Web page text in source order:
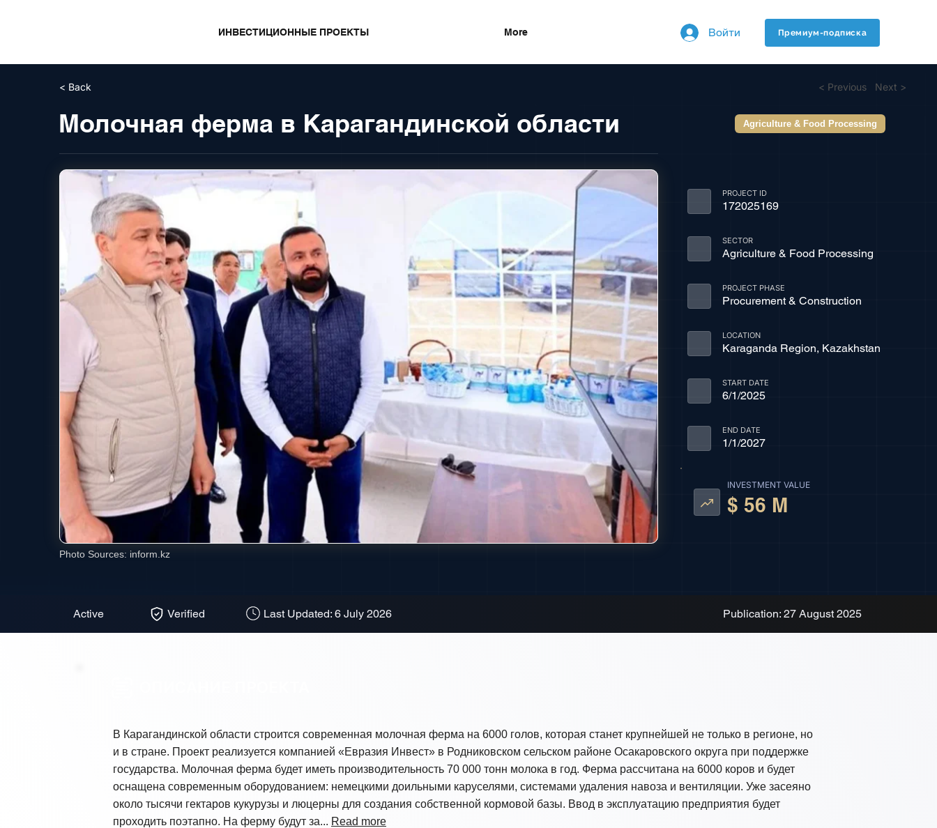
ИНВЕСТИЦИОННЫЕ ПРОЕКТЫ More Войти Премиум-подписка
< Back
Молочная ферма в Карагандинской области
< Previous Next >
Agriculture & Food Processing
Photo Sources: inform.kz
PROJECT ID
172025169
SECTOR
Agriculture & Food Processing
PROJECT PHASE
Procurement & Construction
LOCATION
Karaganda Region, Kazakhstan
START DATE
6/1/2025
END DATE
1/1/2027
INVESTMENT VALUE
$ 56 M
Active Verified Last Updated: 6 July 2026 Publication: 27 August 2025
В Карагандинской области строится современная молочная ферма на 6000 голов, которая станет крупнейшей не только в регионе, но
и в стране. Проект реализуется компанией «Евразия Инвест» в Родниковском сельском районе Осакаровского округа при поддержке
государства. Молочная ферма будет иметь производительность 70 000 тонн молока в год. Ферма рассчитана на 6000 коров и будет
оснащена современным оборудованием: немецкими доильными каруселями, системами удаления навоза и вентиляции. Уже засеяно
около тысячи гектаров кукурузы и люцерны для создания собственной кормовой базы. Ввод в эксплуатацию предприятия будет
проходить поэтапно. На ферму будут за... Read more